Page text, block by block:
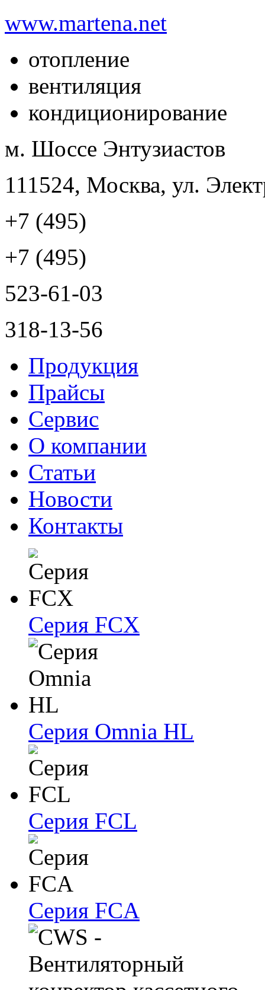
www.martena.net
отопление
вентиляция
кондиционирование
м. Шоссе Энтузиастов
111524, Москва, ул.
+7 (495)
+7 (495)
523-61-03
318-13-56
Продукция
Прайсы
Сервис
О компании
Статьи
Новости
Контакты
Серия FCX
Серия Omnia HL
Серия FCL
Серия FCA